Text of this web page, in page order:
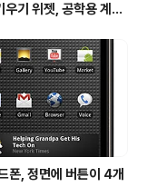
우기 위젯, 공학용 계산
폰, 정면에 버튼이 4개